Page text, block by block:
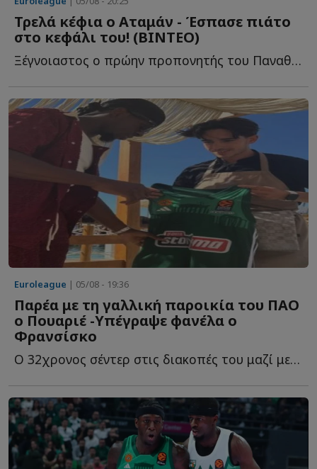
Τρελά κέφια ο Αταμάν - Έσπασε πιάτο
στο κεφάλι του! (ΒΙΝΤΕΟ)
Ξέγνοιαστος ο πρώην προπονητής του Παναθηναϊκού σ...
Euroleague | 05/08 - 19:36
Παρέα με τη γαλλική παροικία του ΠΑΟ
ο Πουαριέ -Υπέγραψε φανέλα ο
Φρανσίσκo
Ο 32χρονος σέντερ στις διακοπές του μαζί με τους συμπατριώτες τ...